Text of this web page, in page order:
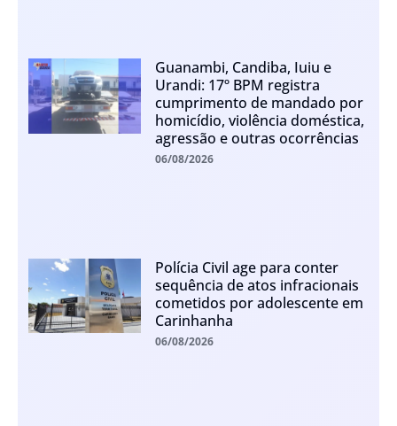
Guanambi, Candiba, Iuiu e
Urandi: 17º BPM registra
cumprimento de mandado por
homicídio, violência doméstica,
agressão e outras ocorrências
06/08/2026
Polícia Civil age para conter
sequência de atos infracionais
cometidos por adolescente em
Carinhanha
06/08/2026